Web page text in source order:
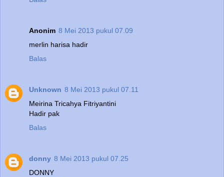
Anonim 8 Mei 2013 pukul 07.09
merlin harisa hadir
Balas
Unknown 8 Mei 2013 pukul 07.11
Meirina Tricahya Fitriyantini
Hadir pak
Balas
donny 8 Mei 2013 pukul 07.25
DONNY